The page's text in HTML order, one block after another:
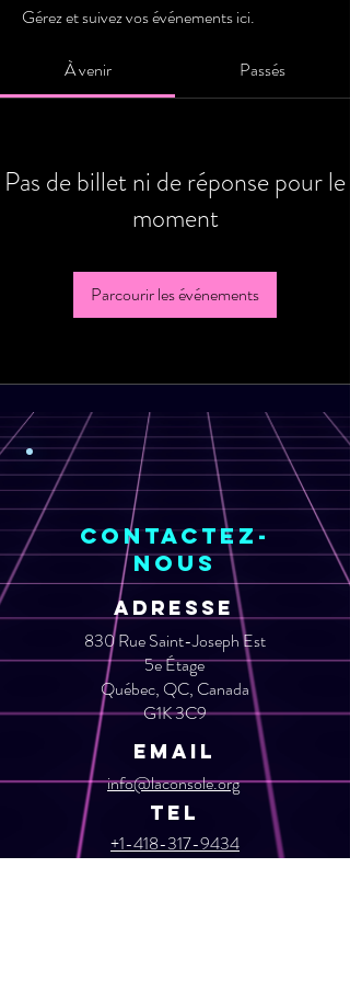
Gérez et suivez vos événements ici.
À venir Passés
Pas de billet ni de réponse pour le
moment
Parcourir les événements
Contactez-
nous
ADRESSE
830 Rue Saint-Joseph Est
5e Étage
Québec, QC, Canada
G1K 3C9
Email
info@laconsole.org​
+1-418-317-9434
TEL